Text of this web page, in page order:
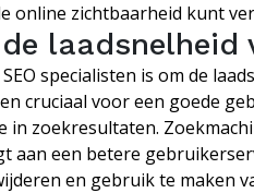
online zichtbaarheid kunt
laadsnelheid
specialisten is om de
cruciaal voor een goede
in zoekresultaten.
aan een betere
en gebruik te maken